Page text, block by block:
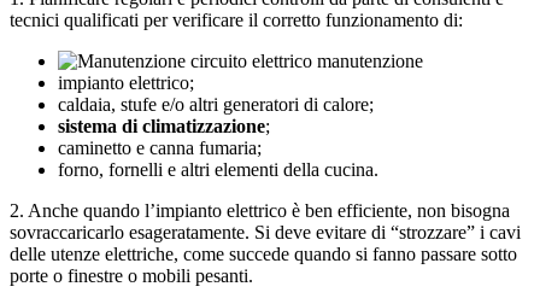
tecnici qualificati per verificare il corretto funzionamento di:
impianto elettrico;
caldaia, stufe e/o altri generatori di calore;
sistema di climatizzazione;
caminetto e canna fumaria;
forno, fornelli e altri elementi della cucina.
2. Anche quando l’impianto elettrico è ben efficiente, non bisogna
sovraccaricarlo esageratamente. Si deve evitare di “strozzare” i cavi
delle utenze elettriche, come succede quando si fanno passare sotto
porte o finestre o mobili pesanti.